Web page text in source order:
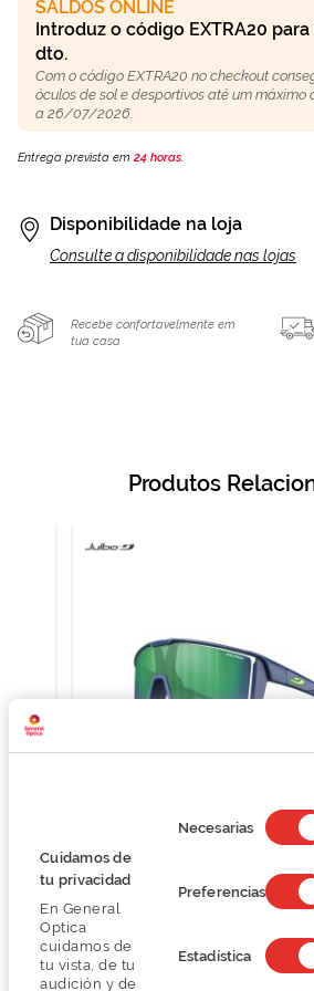
Cuidamos de
tu privacidad
En General
Optica
cuidamos de
tu vista, de tu
audición y de
de
consentimiento
Necesarias
Preferencias
Estadística
SALDOS ONLINE
Introduz o código EXTRA20
dto.
Com o código EXTRA20 no checkout
óculos de sol e desportivos até um
a 26/07/2026.
Entrega prevista em24 horas.
Disponibilidade na loja
Consulte a disponibilidade nas lojas
Recebe confortavelmente em
tua casa
Produtos
Julbo FURY S J550
42,37 €
56,50 €